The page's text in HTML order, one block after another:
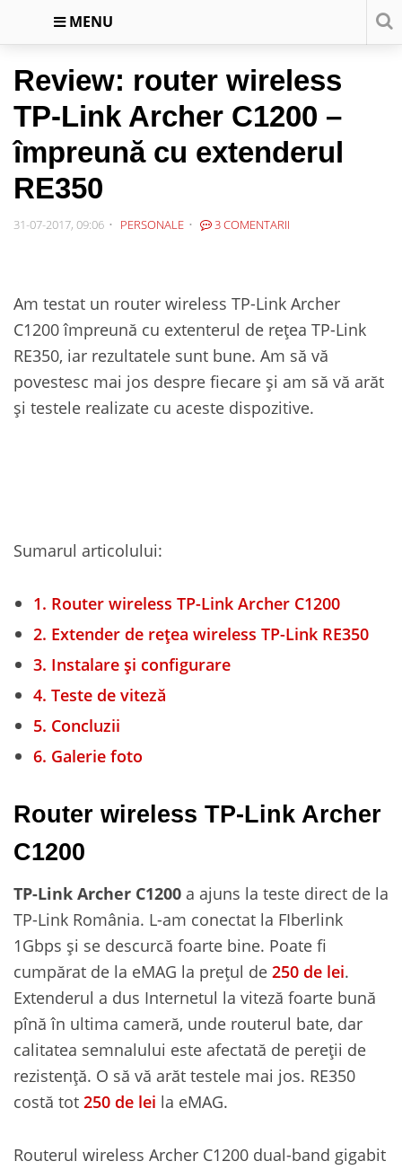
MENU
Review: router wireless
TP-Link Archer C1200 –
împreună cu extenderul
RE350
31-07-2017, 09:06 PERSONALE 3 COMENTARII
Am testat un router wireless TP-Link Archer
C1200 împreună cu extenterul de rețea TP-Link
RE350, iar rezultatele sunt bune. Am să vă
povestesc mai jos despre fiecare și am să vă arăt
și testele realizate cu aceste dispozitive.
Sumarul articolului:
1. Router wireless TP-Link Archer C1200
2. Extender de rețea wireless TP-Link RE350
3. Instalare și configurare
4. Teste de viteză
5. Concluzii
6. Galerie foto
Router wireless TP-Link Archer
C1200
TP-Link Archer C1200 a ajuns la teste direct de la
TP-Link România. L-am conectat la FIberlink
1Gbps și se descurcă foarte bine. Poate fi
cumpărat de la eMAG la prețul de 250 de lei.
Extenderul a dus Internetul la viteză foarte bună
pînă în ultima cameră, unde routerul bate, dar
calitatea semnalului este afectată de pereții de
rezistență. O să vă arăt testele mai jos. RE350
costă tot 250 de lei la eMAG.
Routerul wireless Archer C1200 dual-band gigabit